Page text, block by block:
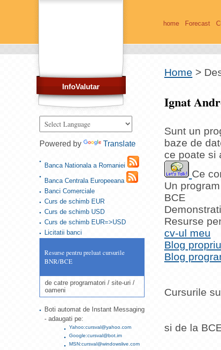
InfoValutar
home Forecast
Home >
Ignat
Sunt un
baze de
ce poate si
Ce
Un
BCE
Resurse
cv-ul meu
Blog propriu
Blog
Cursurile
si de la
Powered by Translate
Banca Nationala a Romaniei
Banca Centrala Europeeana
Banci Comerciale
Curs de schimb EUR
Curs de schimb USD
Curs de schimb EUR=>USD
Licitatii banci
Resurse pentru preluat cursurile
BNR/BCE
de catre programatori / site-uri /
oameni
Boti automat de Instant Messaging
- adaugati pe:
Yahoo:cursval@yahoo.com
Google:cursval@bot.im
MSN:cursval@windowslive.com